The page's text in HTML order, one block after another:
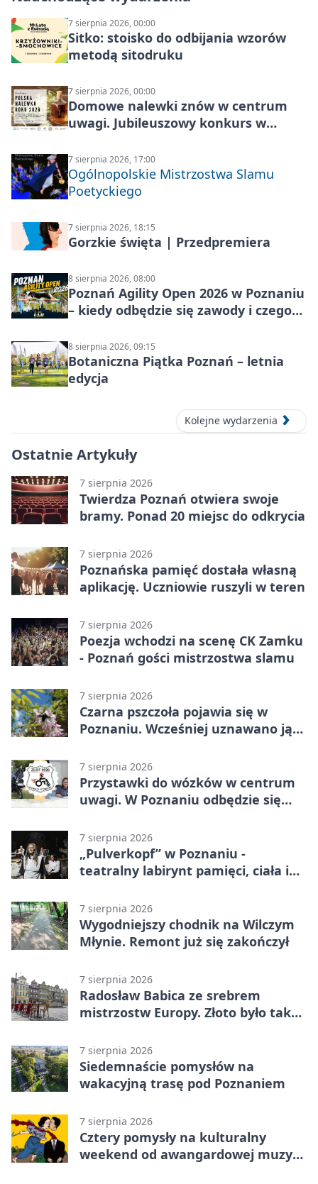
7 sierpnia 2026, 00:00
Sitko: stoisko do odbijania wzorów
metodą sitodruku
7 sierpnia 2026, 00:00
Domowe nalewki znów w centrum
uwagi. Jubileuszowy konkurs w
7 sierpnia 2026, 17:00
Ogólnopolskie Mistrzostwa Slamu
Poetyckiego
7 sierpnia 2026, 18:15
Gorzkie święta | Przedpremiera
8 sierpnia 2026, 08:00
Poznań Agility Open 2026 w Poznaniu
– kiedy odbędzie się zawody i czego
8 sierpnia 2026, 09:15
Botaniczna Piątka Poznań – letnia
edycja
Kolejne wydarzenia
Ostatnie Artykuły
7 sierpnia 2026
Twierdza Poznań otwiera swoje
bramy. Ponad 20 miejsc do odkrycia
7 sierpnia 2026
Poznańska pamięć dostała własną
aplikację. Uczniowie ruszyli w teren
7 sierpnia 2026
Poezja wchodzi na scenę CK Zamku
- Poznań gości mistrzostwa slamu
7 sierpnia 2026
Czarna pszczoła pojawia się w
Poznaniu. Wcześniej uznawano ją
7 sierpnia 2026
Przystawki do wózków w centrum
uwagi. W Poznaniu odbędzie się
7 sierpnia 2026
„Pulverkopf” w Poznaniu -
teatralny labirynt pamięci, ciała i
7 sierpnia 2026
Wygodniejszy chodnik na Wilczym
Młynie. Remont już się zakończył
7 sierpnia 2026
Radosław Babica ze srebrem
mistrzostw Europy. Złoto było tak
7 sierpnia 2026
Siedemnaście pomysłów na
wakacyjną trasę pod Poznaniem
7 sierpnia 2026
Cztery pomysły na kulturalny
weekend od awangardowej muzyki